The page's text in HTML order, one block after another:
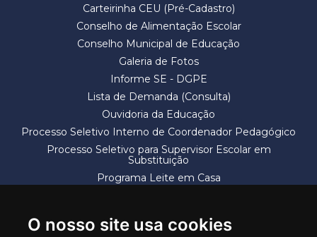
O nosso site usa cookies
Carteirinha CEU (Pré-Cadastro)
Conselho de Alimentação Escolar
Conselho Municipal de Educação
Galeria de Fotos
Informe SE - DGPE
Lista de Demanda (Consulta)
Ouvidoria da Educação
Processo Seletivo Interno de Coordenador Pedagógico
Processo Seletivo para Supervisor Escolar em
Substituição
Programa Leite em Casa